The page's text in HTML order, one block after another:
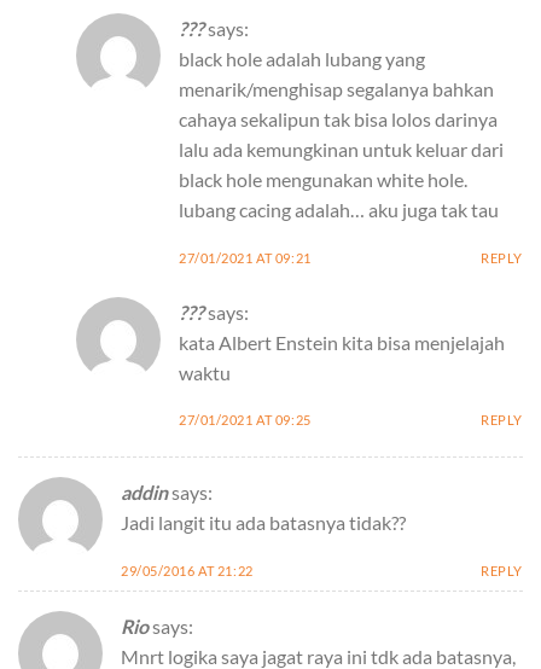
???says:
black hole adalah lubang yang
menarik/menghisap segalanya bahkan
cahaya sekalipun tak bisa lolos darinya
lalu ada kemungkinan untuk keluar dari
black hole mengunakan white hole.
lubang cacing adalah… aku juga tak tau
27/01/2021 AT 09:21 REPLY
???says:
kata Albert Enstein kita bisa menjelajah
waktu
27/01/2021 AT 09:25 REPLY
addinsays:
Jadi langit itu ada batasnya tidak??
29/05/2016 AT 21:22 REPLY
Riosays:
Mnrt logika saya jagat raya ini tdk ada batasnya,